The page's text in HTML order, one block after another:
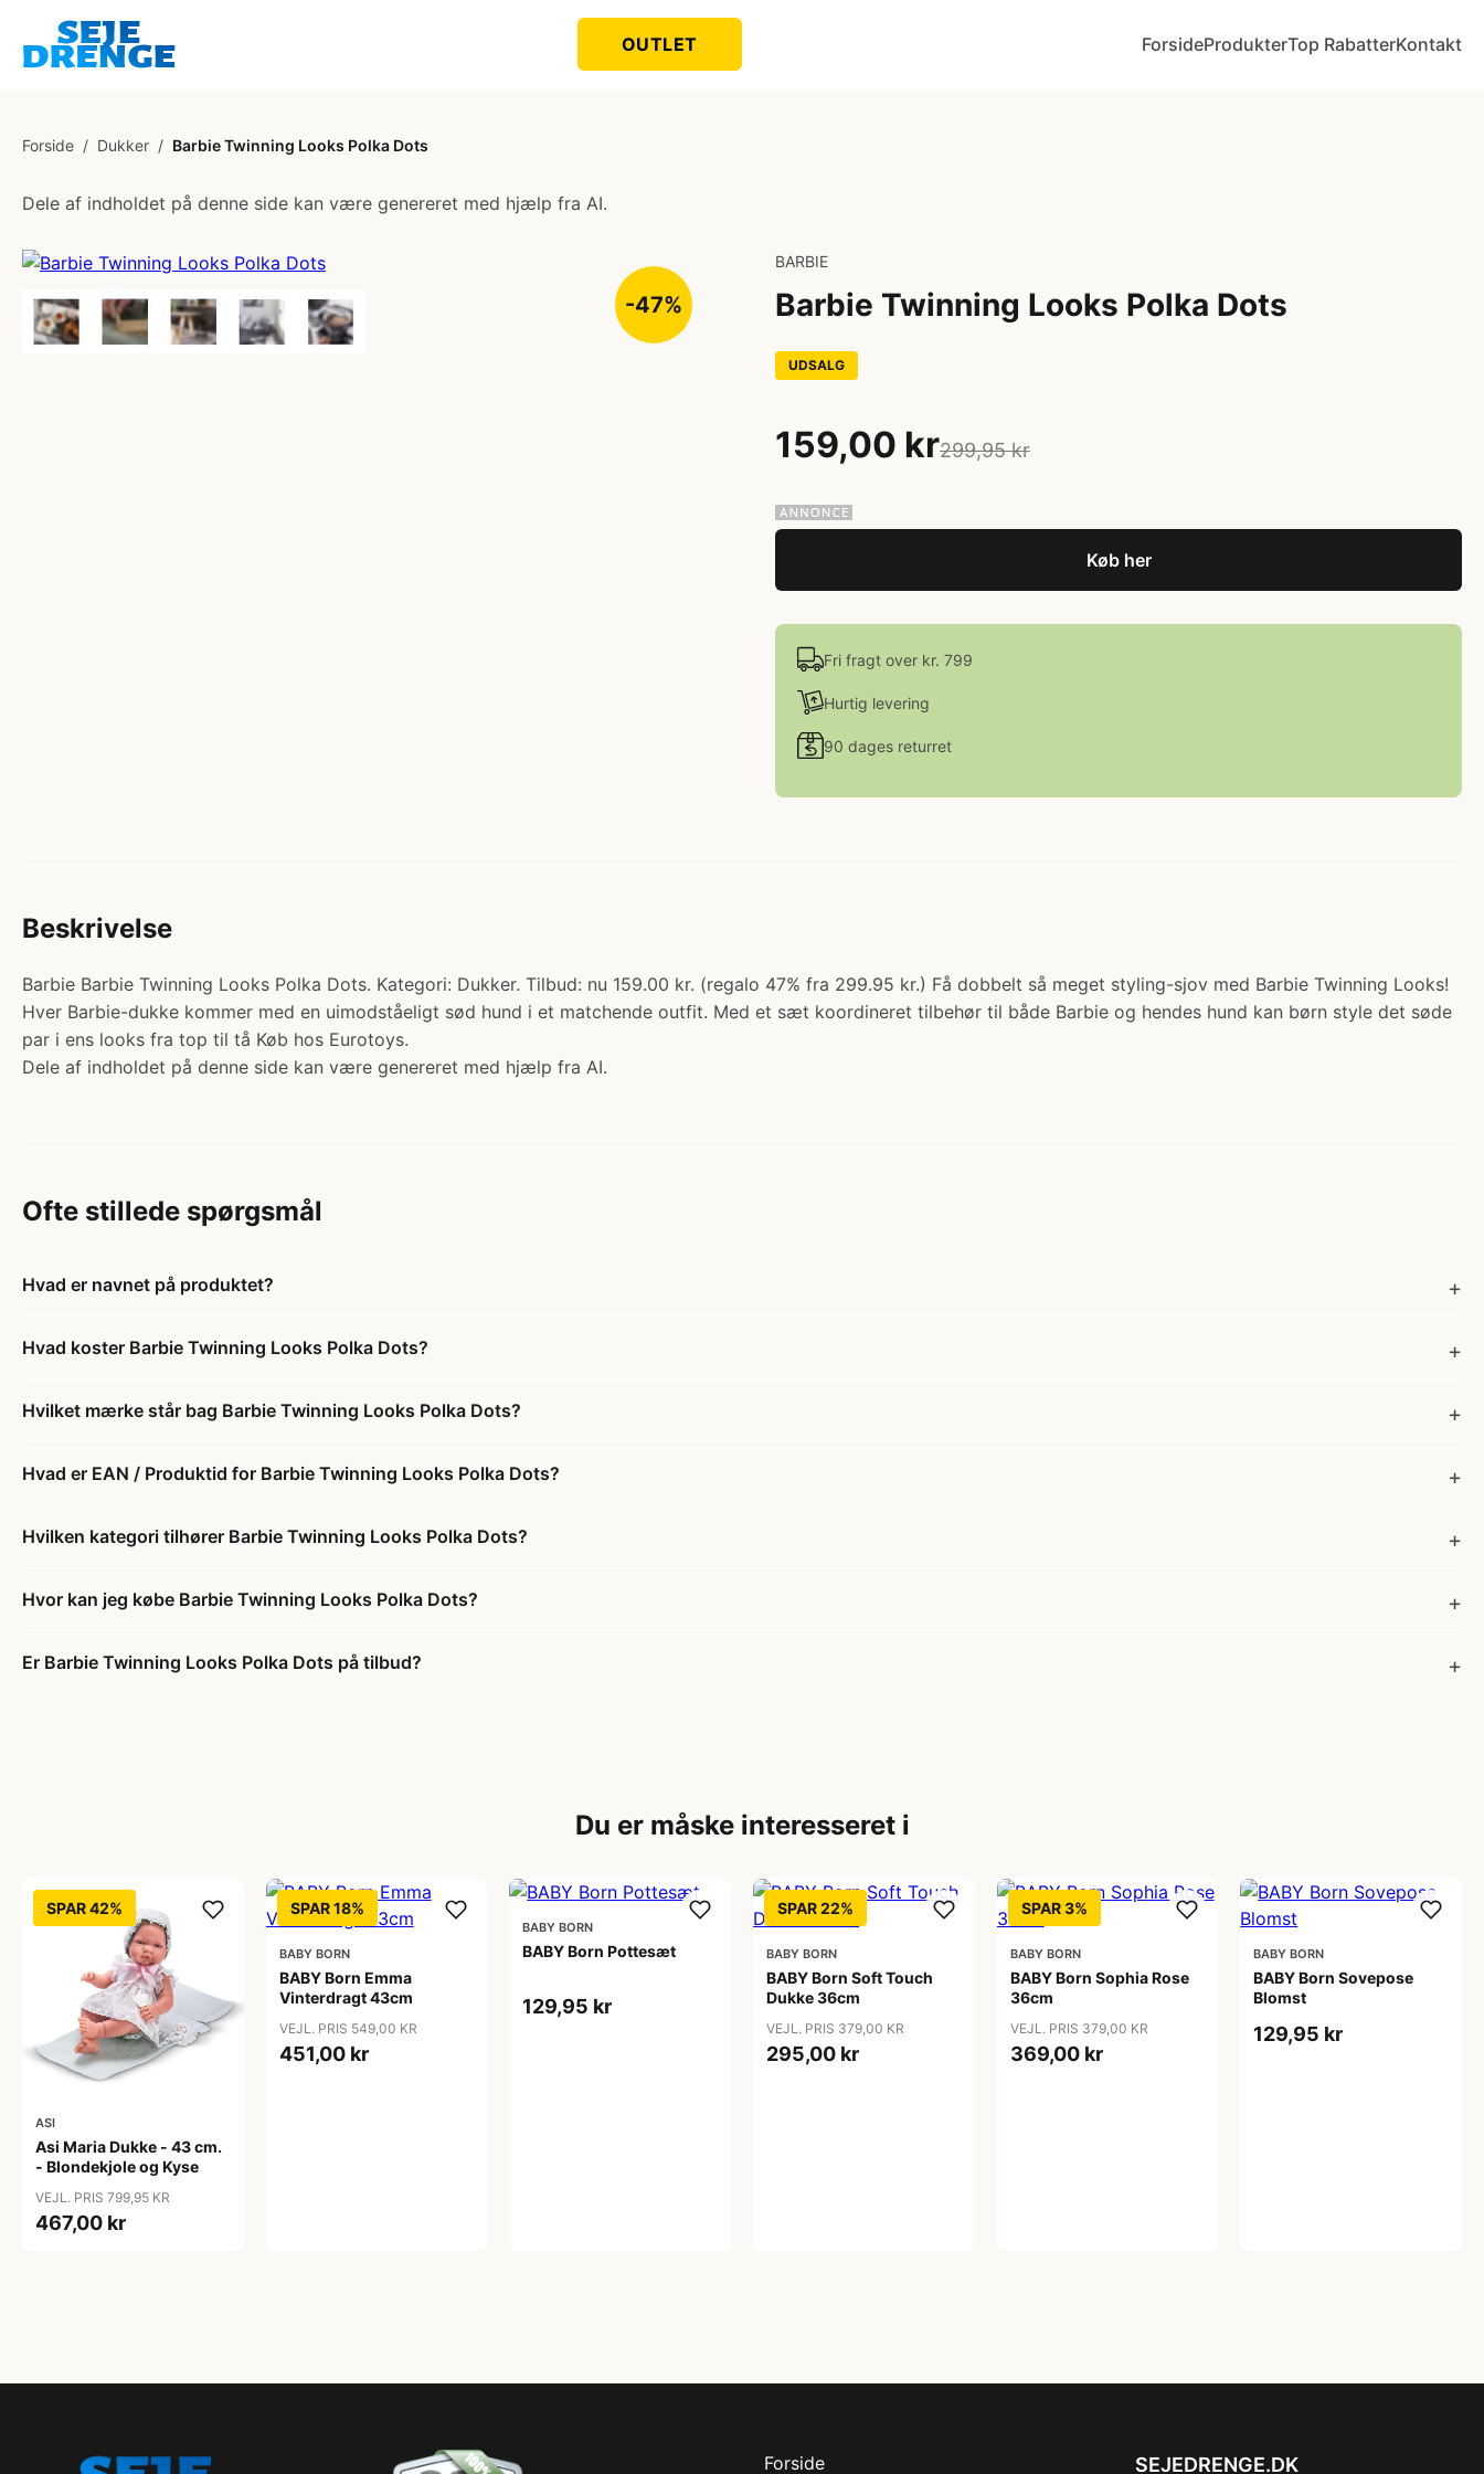
OUTLET ForsideProdukterTop RabatterKontakt
Forside / Dukker / Barbie Twinning Looks Polka Dots
Dele af indholdet på denne side kan være genereret med hjælp fra AI.
-47%
BARBIE
Barbie Twinning Looks Polka Dots
UDSALG
159,00 kr299,95 kr
Køb her
Fri fragt over kr. 799
Hurtig levering
90 dages returret
Beskrivelse
Barbie Barbie Twinning Looks Polka Dots. Kategori: Dukker. Tilbud: nu 159.00 kr. (regalo 47% fra 299.95 kr.) Få dobbelt så meget styling-sjov med Barbie Twinning Looks!
Hver Barbie-dukke kommer med en uimodståeligt sød hund i et matchende outfit. Med et sæt koordineret tilbehør til både Barbie og hendes hund kan børn style det søde
par i ens looks fra top til tå Køb hos Eurotoys.
Dele af indholdet på denne side kan være genereret med hjælp fra AI.
Ofte stillede spørgsmål
Hvad er navnet på produktet?
Hvad koster Barbie Twinning Looks Polka Dots?
Hvilket mærke står bag Barbie Twinning Looks Polka Dots?
Hvad er EAN / Produktid for Barbie Twinning Looks Polka Dots?
Hvilken kategori tilhører Barbie Twinning Looks Polka Dots?
Hvor kan jeg købe Barbie Twinning Looks Polka Dots?
Er Barbie Twinning Looks Polka Dots på tilbud?
Du er måske interesseret i
SPAR 42%
ASI
Asi Maria Dukke - 43 cm.
- Blondekjole og Kyse
VEJL. PRIS 799,95 KR
467,00 kr
SPAR 18%
BABY BORN
BABY Born Emma
Vinterdragt 43cm
VEJL. PRIS 549,00 KR
451,00 kr
BABY BORN
BABY Born Pottesæt
129,95 kr
SPAR 22%
BABY BORN
BABY Born Soft Touch
Dukke 36cm
VEJL. PRIS 379,00 KR
295,00 kr
SPAR 3%
BABY BORN
BABY Born Sophia Rose
36cm
VEJL. PRIS 379,00 KR
369,00 kr
BABY BORN
BABY Born Sovepose
Blomst
129,95 kr
Forside SEJEDRENGE.DK